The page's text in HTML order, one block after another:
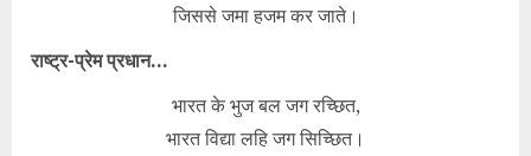
जिससे जमा हजम कर जाते।
राष्ट्र-प्रेम प्रधान…
भारत के भुज बल जग रच्छित,
भारत विद्या लहि जग सिच्छित।